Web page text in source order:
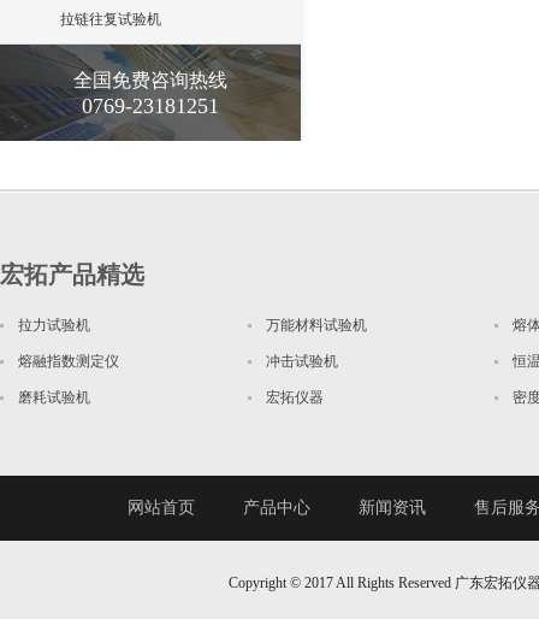
拉链往复试验机
全国免费咨询热线
0769-23181251
宏拓产品精选
拉力试验机 万能材料试验机 熔
熔融指数测定仪 冲击试验机 恒
磨耗试验机 宏拓仪器 密
网站首页 产品中心 新闻资讯 售后服
Copyright © 2017 All Rights Reserved 广东宏拓